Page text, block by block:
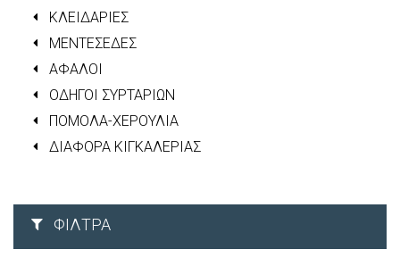
ΚΛΕΙΔΑΡΙΕΣ
ΜΕΝΤΕΣΕΔΕΣ
ΑΦΑΛΟΙ
ΟΔΗΓΟΙ ΣΥΡΤΑΡΙΩΝ
ΠΟΜΟΛΑ-ΧΕΡΟΥΛΙΑ
ΔΙΑΦΟΡΑ ΚΙΓΚΑΛΕΡΙΑΣ
ΦΊΛΤΡΑ